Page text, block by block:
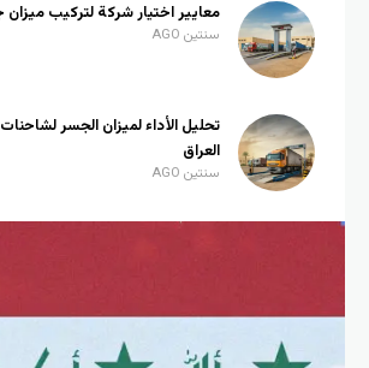
معايير اختيار شركة لتركيب
سنتين AGO
تحليل الأداء لميزان الجسر
العراق
سنتين AGO